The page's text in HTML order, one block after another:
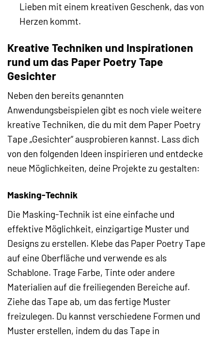
Lieben mit einem kreativen Geschenk, das von
Herzen kommt.
Kreative Techniken und Inspirationen
rund um das Paper Poetry Tape
Gesichter
Neben den bereits genannten
Anwendungsbeispielen gibt es noch viele weitere
kreative Techniken, die du mit dem Paper Poetry
Tape „Gesichter“ ausprobieren kannst. Lass dich
von den folgenden Ideen inspirieren und entdecke
neue Möglichkeiten, deine Projekte zu gestalten:
Masking-Technik
Die Masking-Technik ist eine einfache und
effektive Möglichkeit, einzigartige Muster und
Designs zu erstellen. Klebe das Paper Poetry Tape
auf eine Oberfläche und verwende es als
Schablone. Trage Farbe, Tinte oder andere
Materialien auf die freiliegenden Bereiche auf.
Ziehe das Tape ab, um das fertige Muster
freizulegen. Du kannst verschiedene Formen und
Muster erstellen, indem du das Tape in